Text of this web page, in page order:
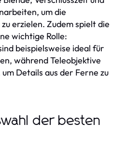
um die
erzielen. Zudem spielt die
wichtige Rolle:
beispielsweise ideal für
während Teleobjektive
Details aus der Ferne zu
der besten